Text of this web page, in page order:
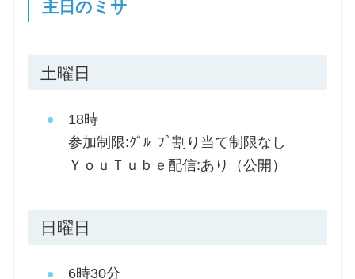
主日のミサ
土曜日
18時
参加制限:ｸﾞﾙｰﾌﾟ割り当て制限なし
ＹｏｕＴｕｂｅ配信:あり（公開）
日曜日
6時30分